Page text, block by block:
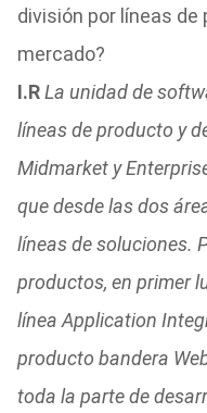
división por líneas de
mercado?
I.RLa unidad de
líneas de producto y
Midmarket y
que desde las dos
líneas de soluciones.
productos, en primer
línea Application
producto bandera
toda la parte de